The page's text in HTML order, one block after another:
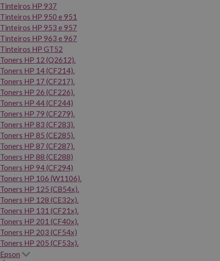
Tinteiros HP 937
Tinteiros HP 950 e 951
Tinteiros HP 953 e 957
Tinteiros HP 963 e 967
Tinteiros HP GT52
Toners HP 12 (Q2612).
Toners HP 14 (CF214).
Toners HP 17 (CF217).
Toners HP 26 (CF226).
Toners HP 44 (CF244)
Toners HP 79 (CF279).
Toners HP 83 (CF283).
Toners HP 85 (CE285).
Toners HP 87 (CF287).
Toners HP 88 (CE288)
Toners HP 94 (CF294)
Toners HP 106 (W1106).
Toners HP 125 (CB54x).
Toners HP 128 (CE32x).
Toners HP 131 (CF21x).
Toners HP 201 (CF40x).
Toners HP 203 (CF54x)
Toners HP 205 (CF53x).
Epson